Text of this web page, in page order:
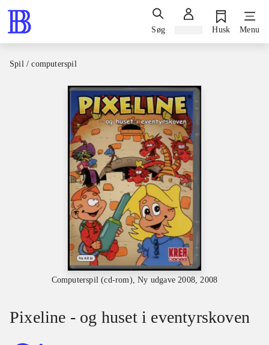
Søg Husk Menu
Spil / computerspil
Computerspil (cd-rom), Ny udgave 2008, 2008
Pixeline - og huset i eventyrskoven